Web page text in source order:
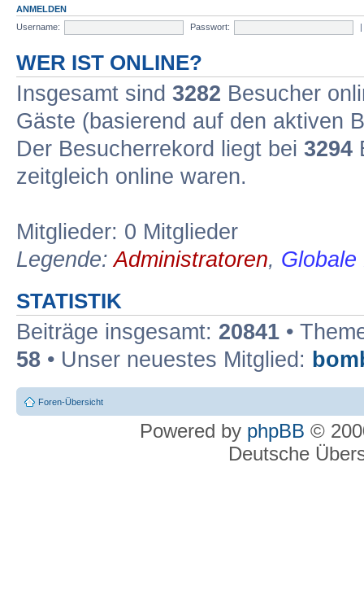
ANMELDEN
Username:
Passwort: |
WER IST ONLINE?
Insgesamt sind 3282 Besucher
Gäste (basierend auf den aktiven
Der Besucherrekord liegt bei 3294
zeitgleich online waren.
Mitglieder: 0 Mitglieder
Legende:Administratoren, Globale
STATISTIK
Beiträge insgesamt: 20841 •
58 • Unser neuestes Mitglied:
Foren-Übersicht
Powered by phpBB ©
Deutsche